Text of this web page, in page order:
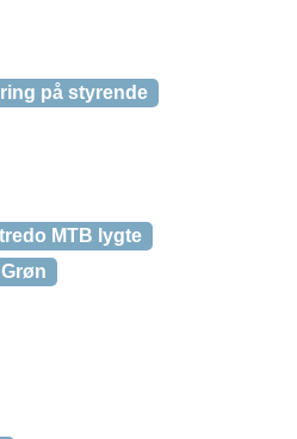
på styrende
MTB lygte